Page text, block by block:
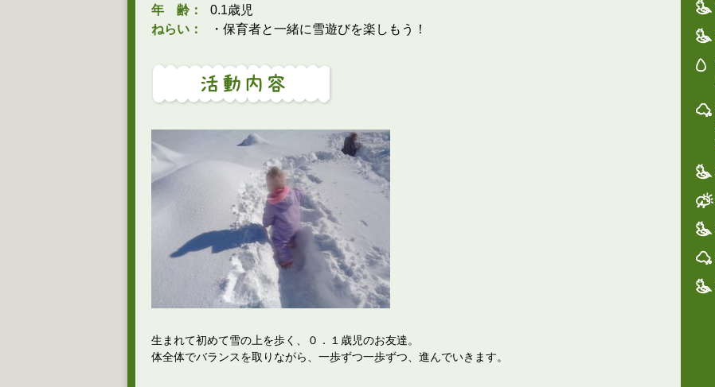
年 齢：
0.1歳児
ねらい：
・保育者と一緒に雪遊びを楽しもう！
生まれて初めて雪の上を歩く、０．１歳児のお友達。
体全体でバランスを取りながら、一歩ずつ一歩ずつ、進んでいきます。